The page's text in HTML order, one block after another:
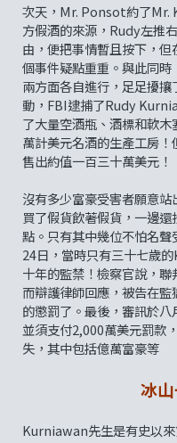
次天，Mr. Ponsot約了Mr.
方假酒的來源，Rudy左推
由，便把事情暫且按下，
個事件疑點重重。與此同時
兩方面各自進行，足足擾
動，FBI逮捕了Rudy
了大量空酒瓶、酒標和軟
萬計美元名酒的生產工房
售出約值一百三十萬美元！
沒有多少富豪受害者願意
買了假貨飲著假貨，一邊
點。只有其中幾位不怕名
24日，當時只有三十七歲
十年的監禁！檢察官說，聯
而辯護律師回應，被告在
的懲罰了。最後，審訊於
並須支付2,000萬美元罰款
失，其中包括億萬富豪等
冰
Kurniawan先生是有史以來